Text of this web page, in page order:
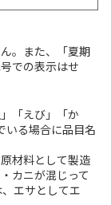
。また、「夏期
での表示はせ
「えび」「か
いる場合に品目名
材料として製造
カニが混じって
エサとしてエ